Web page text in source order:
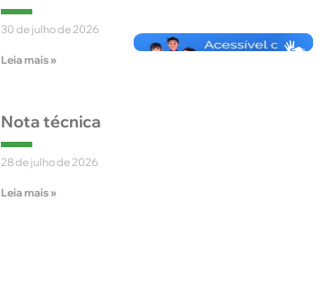
30 de julho de 2026
Leia mais »
Nota técnica
28 de julho de 2026
Leia mais »